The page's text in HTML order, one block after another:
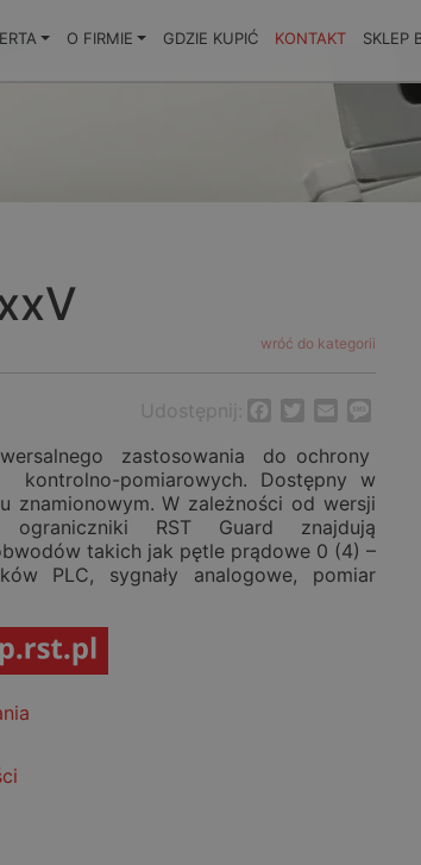
O FIRMIE GDZIE KUPIĆ KONTAKT SKLEP
wróć do kategorii
Udostępnij: Facebook
Twitter
Email
zastosowania do ochrony
pomiarowych. Dostępny w
znamionowym. W zależności od wersji
ograniczniki RST Guard znajdują
takich jak pętle prądowe 0 (4) –
PLC, sygnały analogowe, pomiar